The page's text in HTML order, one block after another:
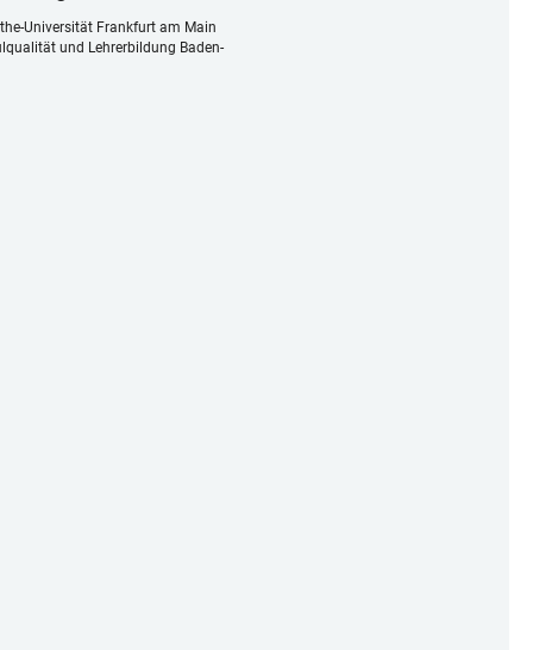
Universität Frankfurt am Main
und Lehrerbildung Baden-